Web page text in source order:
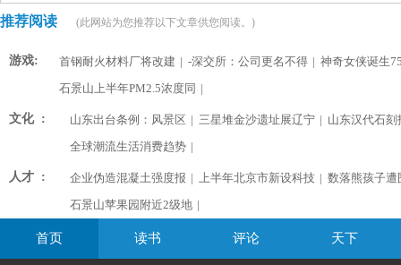
推荐阅读 (此网站为您推荐以下文章供您阅读。)
游戏: 首钢耐火材料厂将改建 | -深交所：公司更名不得 | 神奇女侠诞生
石景山上半年PM2.5浓度同 |
文化 : 山东出台条例：风景区 | 三星堆金沙遗址展辽宁 | 山东汉代石刻
全球潮流生活消费趋势 |
人才 : 企业伪造混凝土强度报 | 上半年北京市新设科技 | 数落熊孩子遭
石景山苹果园附近2级地 |
首页 读书 评论 天下